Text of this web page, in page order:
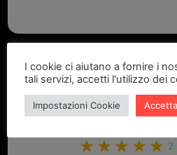
2
I cookie ci aiutano a fornire i
tali servizi, accetti l'utilizzo dei
Impostazioni Cookie